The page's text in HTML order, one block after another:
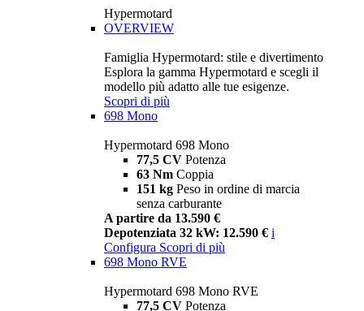
Hypermotard
OVERVIEW
Famiglia Hypermotard: stile e divertimento
Esplora la gamma Hypermotard e scegli il
modello più adatto alle tue esigenze.
Scopri di più
698 Mono
Hypermotard 698 Mono
77,5 CV Potenza
63 Nm Coppia
151 kg Peso in ordine di marcia
senza carburante
A partire da 13.590 €
Depotenziata 32 kW: 12.590 € i
Configura Scopri di più
698 Mono RVE
Hypermotard 698 Mono RVE
77,5 CV Potenza